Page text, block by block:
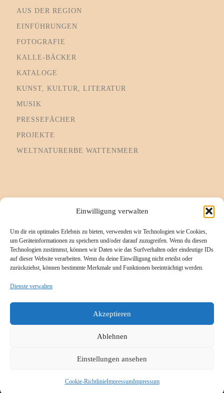
Einwilligung verwalten
Um dir ein optimales Erlebnis zu bieten, verwenden wir Technologien wie Cookies,
um Geräteinformationen zu speichern und/oder darauf zuzugreifen. Wenn du diesen
Technologien zustimmst, können wir Daten wie das Surfverhalten oder eindeutige IDs
auf dieser Website verarbeiten. Wenn du deine Einwilligung nicht erteilst oder
zurückziehst, können bestimmte Merkmale und Funktionen beeinträchtigt werden.
Dienste verwalten
Akzeptieren
Ablehnen
Einstellungen ansehen
Cookie-RichtlinieImpressumImpressum
AUS DER REGION
EINFÜHRUNGEN
FOTOGRAFIE
KALLE-BÄCKER
KATALOGE
KUNST, KULTUR, LITERATUR
MUSIK
PRESSEFÄCHER
PROJEKTE
WELTNATURERBE WATTENMEER
Informationsseiten
Impressum
Cookie-Richtlinie (EU)
Datenschutzerklärung
Referenzen/Kompetenzen
Kontakt
K.A.T.I.– Alle Rechte vorbehalten
Präsentiert von WP – Entworfen mit dem